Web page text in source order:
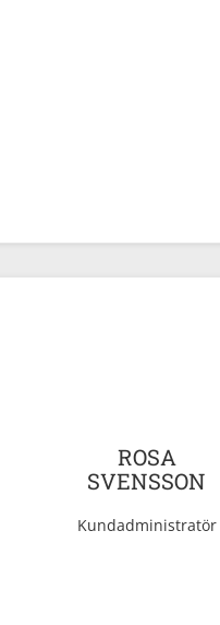
ROSA
SVENSSON
Kundadministratör